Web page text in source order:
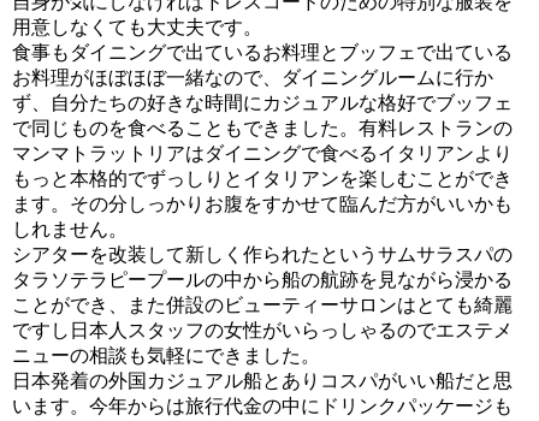
用意しなくても大丈夫です。
食事もダイニングで出ているお料理とブッフェで出ている
お料理がほぼほぼ一緒なので、ダイニングルームに行か
ず、自分たちの好きな時間にカジュアルな格好でブッフェ
で同じものを食べることもできました。有料レストランの
マンマトラットリアはダイニングで食べるイタリアンより
もっと本格的でずっしりとイタリアンを楽しむことができ
ます。その分しっかりお腹をすかせて臨んだ方がいいかも
しれません。
シアターを改装して新しく作られたというサムサラスパの
タラソテラピープールの中から船の航跡を見ながら浸かる
ことができ、また併設のビューティーサロンはとても綺麗
ですし日本人スタッフの女性がいらっしゃるのでエステメ
ニューの相談も気軽にできました。
日本発着の外国カジュアル船とありコスパがいい船だと思
います。今年からは旅行代金の中にドリンクパッケージも